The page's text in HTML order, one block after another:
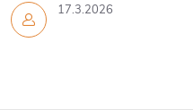
17.3.2026